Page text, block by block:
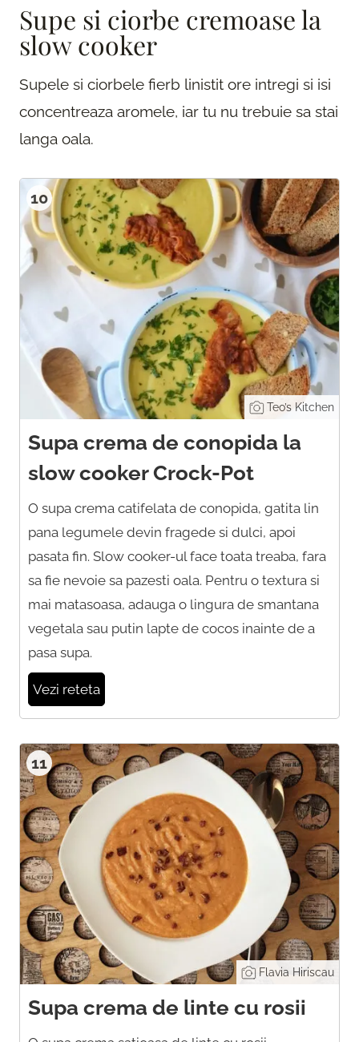
Supe si ciorbe cremoase la
slow cooker
Supele si ciorbele fierb linistit ore intregi si isi
concentreaza aromele, iar tu nu trebuie sa stai
langa oala.
10
Teo’s Kitchen
Supa crema de conopida la
slow cooker Crock-Pot
O supa crema catifelata de conopida, gatita lin
pana legumele devin fragede si dulci, apoi
pasata fin. Slow cooker-ul face toata treaba, fara
sa fie nevoie sa pazesti oala. Pentru o textura si
mai matasoasa, adauga o lingura de smantana
vegetala sau putin lapte de cocos inainte de a
pasa supa.
Vezi reteta
11
Flavia Hiriscau
Supa crema de linte cu rosii